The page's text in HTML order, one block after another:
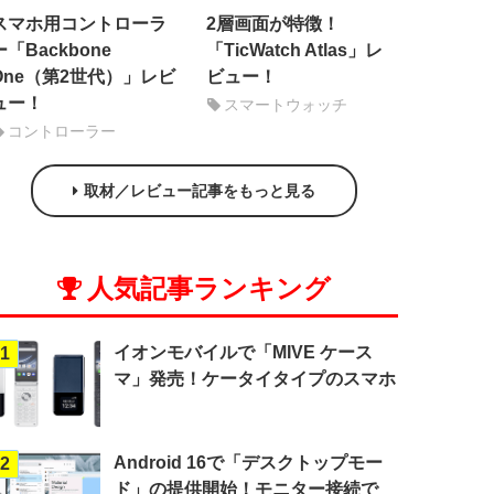
マホ用コントローラ
「Backbone
（第2世代）」レビ
ー！
コントローラー
2層画面が特徴！
「TicWatch Atlas」レ
ビュー！
スマートウォッチ
取材／レビュー記事をもっと見る
人気記事ランキング
1
イオンモバイルで「MIVE ケース
マ」発売！ケータイタイプのスマホ
2
Android 16で「デスクトップモー
ド」の提供開始！モニター接続で